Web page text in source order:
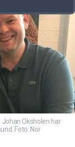
Johan Oksholen har
Foto: Nor